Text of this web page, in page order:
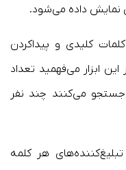
نمایش داده می‌شود.
کلیدی و پیداکردن
ابزار می‌فهمید تعداد
جستجو می‌کنند چند نفر
هر کلمه